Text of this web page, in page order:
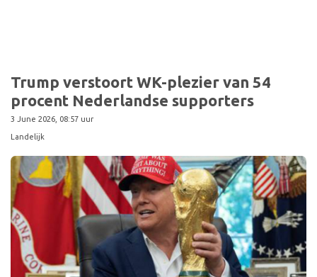
Trump verstoort WK-plezier van 54
procent Nederlandse supporters
3 June 2026, 08:57 uur
Landelijk